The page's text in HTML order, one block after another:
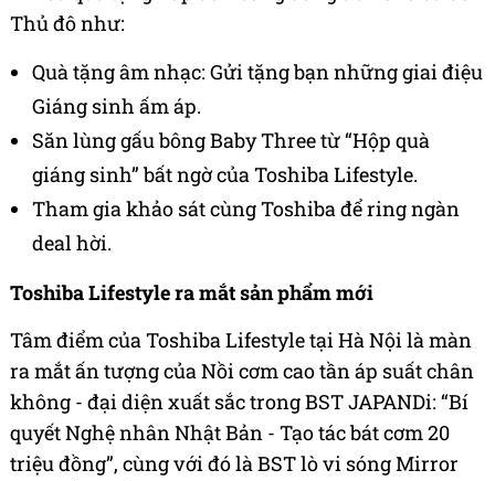
Thủ đô như:
Quà tặng âm nhạc: Gửi tặng bạn những giai điệu
Giáng sinh ấm áp.
Săn lùng gấu bông Baby Three từ “Hộp quà
giáng sinh” bất ngờ của Toshiba Lifestyle.
Tham gia khảo sát cùng Toshiba để ring ngàn
deal hời.
Toshiba Lifestyle ra mắt sản phẩm mới
Tâm điểm của Toshiba Lifestyle tại Hà Nội là màn
ra mắt ấn tượng của Nồi cơm cao tần áp suất chân
không - đại diện xuất sắc trong BST JAPANDi: “Bí
quyết Nghệ nhân Nhật Bản - Tạo tác bát cơm 20
triệu đồng”, cùng với đó là BST lò vi sóng Mirror